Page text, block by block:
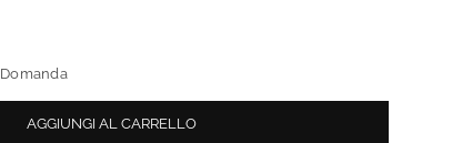
Domanda
AGGIUNGI AL CARRELLO